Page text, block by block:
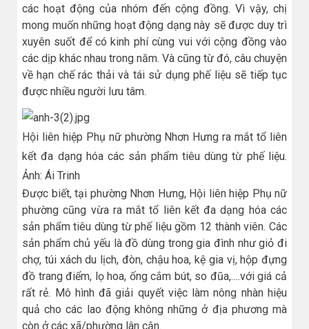
các hoạt động của nhóm đến cộng đồng. Vì vậy, chị
mong muốn những hoạt động dạng này sẽ được duy trì
xuyên suốt để có kinh phí cùng vui với cộng đồng vào
các dịp khác nhau trong năm. Và cũng từ đó, câu chuyện
về hạn chế rác thải và tái sử dụng phế liệu sẽ tiếp tục
được nhiều người lưu tâm.
Hội liên hiệp Phụ nữ phường Nhơn Hưng ra mắt tổ liên
kết đa dạng hóa các sản phẩm tiêu dùng từ phế liệu.
Ảnh: Ái Trinh
Được biết, tại phường Nhơn Hưng, Hội liên hiệp Phụ nữ
phường cũng vừa ra mắt tổ liên kết đa dạng hóa các
sản phẩm tiêu dùng từ phế liệu gồm 12 thành viên. Các
sản phẩm chủ yếu là đồ dùng trong gia đình như giỏ đi
chợ, túi xách du lịch, đòn, chậu hoa, kệ gia vị, hộp đựng
đồ trang điểm, lọ hoa, ống cắm bút, so đũa,….với giá cả
rất rẻ. Mô hình đã giải quyết việc làm nông nhàn hiệu
quả cho các lao động không những ở địa phương mà
còn ở các xã/phường lân cận.